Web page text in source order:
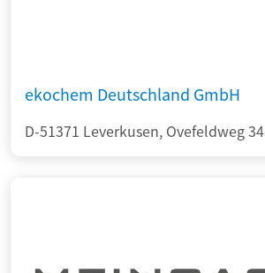
ekochem Deutschland GmbH
D-51371 Leverkusen, Ovefeldweg 34